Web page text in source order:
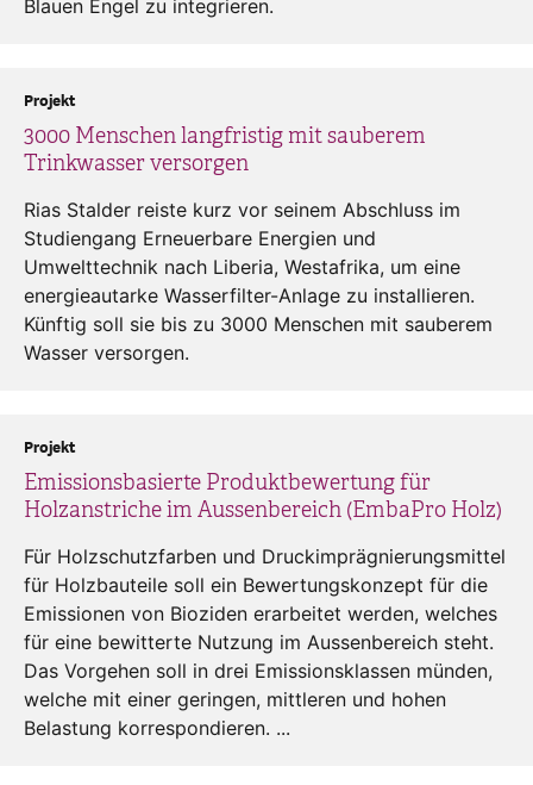
Blauen Engel zu integrieren.
3000 Menschen langfristig mit sauberem
Trinkwasser versorgen
Projekt
Rias Stalder reiste kurz vor seinem Abschluss im
Studiengang Erneuerbare Energien und
Umwelttechnik nach Liberia, Westafrika, um eine
energieautarke Wasserfilter-Anlage zu installieren.
Künftig soll sie bis zu 3000 Menschen mit sauberem
Wasser versorgen.
Emissionsbasierte Produktbewertung für
Holzanstriche im Aussenbereich (EmbaPro Holz)
Projekt
Für Holzschutzfarben und Druckimprägnierungsmittel
für Holzbauteile soll ein Bewertungskonzept für die
Emissionen von Bioziden erarbeitet werden, welches
für eine bewitterte Nutzung im Aussenbereich steht.
Das Vorgehen soll in drei Emissionsklassen münden,
welche mit einer geringen, mittleren und hohen
Belastung korrespondieren. ...